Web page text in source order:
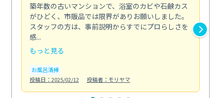
築年数の古いマンションで、浴室のカビや石鹸カス
がひどく、市販品では限界がありお願いしました。
スタッフの方は、事前説明からすでにプロらしさを
感...
もっと見る
お風呂清掃
投稿日：2025/02/12
投稿者：モリヤマ